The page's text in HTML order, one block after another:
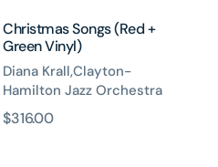
Christmas Songs (Red +
Green Vinyl)
Diana Krall,Clayton-
Hamilton Jazz Orchestra
原
$316.00